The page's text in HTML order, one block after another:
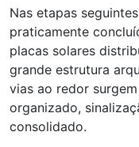
Nas etapas
praticamente
placas solares
grande estrutura
vias ao redor
organizado,
consolidado.